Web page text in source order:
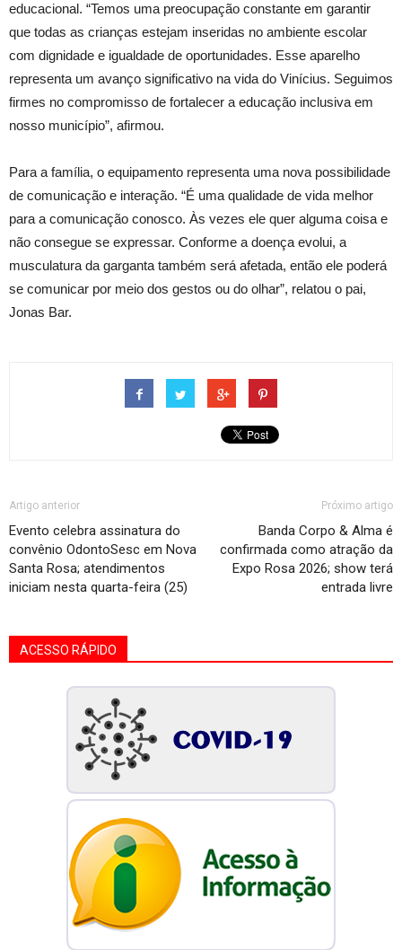
educacional. “Temos uma preocupação constante em garantir
que todas as crianças estejam inseridas no ambiente escolar
com dignidade e igualdade de oportunidades. Esse aparelho
representa um avanço significativo na vida do Vinícius. Seguimos
firmes no compromisso de fortalecer a educação inclusiva em
nosso município”, afirmou.
Para a família, o equipamento representa uma nova possibilidade
de comunicação e interação. “É uma qualidade de vida melhor
para a comunicação conosco. Às vezes ele quer alguma coisa e
não consegue se expressar. Conforme a doença evolui, a
musculatura da garganta também será afetada, então ele poderá
se comunicar por meio dos gestos ou do olhar”, relatou o pai,
Jonas Bar.
Artigo anterior
Evento celebra assinatura do
convênio OdontoSesc em Nova
Santa Rosa; atendimentos
iniciam nesta quarta-feira (25)
Próximo artigo
Banda Corpo & Alma é
confirmada como atração da
Expo Rosa 2026; show terá
entrada livre
ACESSO RÁPIDO